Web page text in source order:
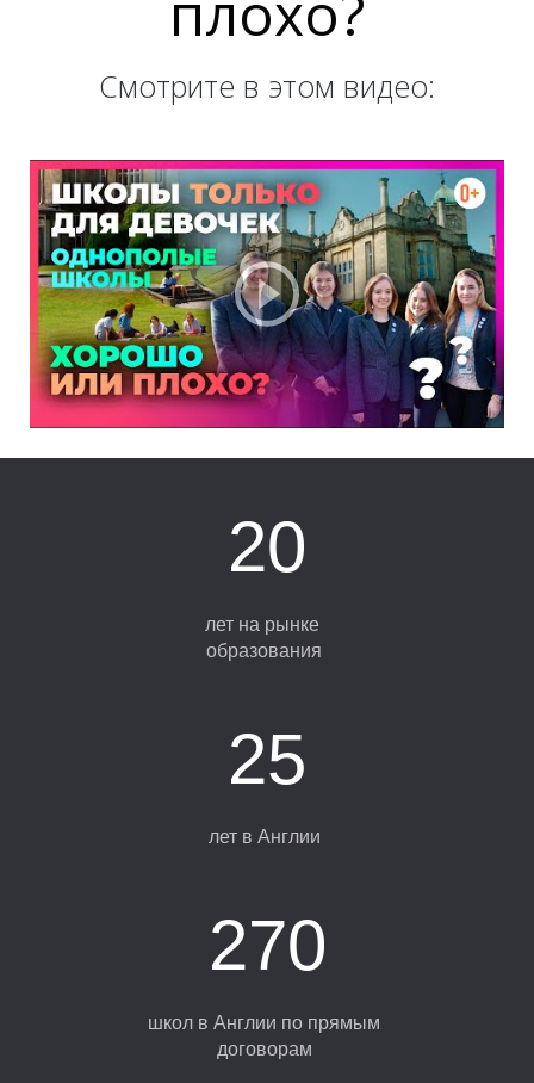
Е
Р
Смотрите в этом видео:
20
лет на рынке
образования
25
лет в Англии
270
школ в Англии по прямым
договорам